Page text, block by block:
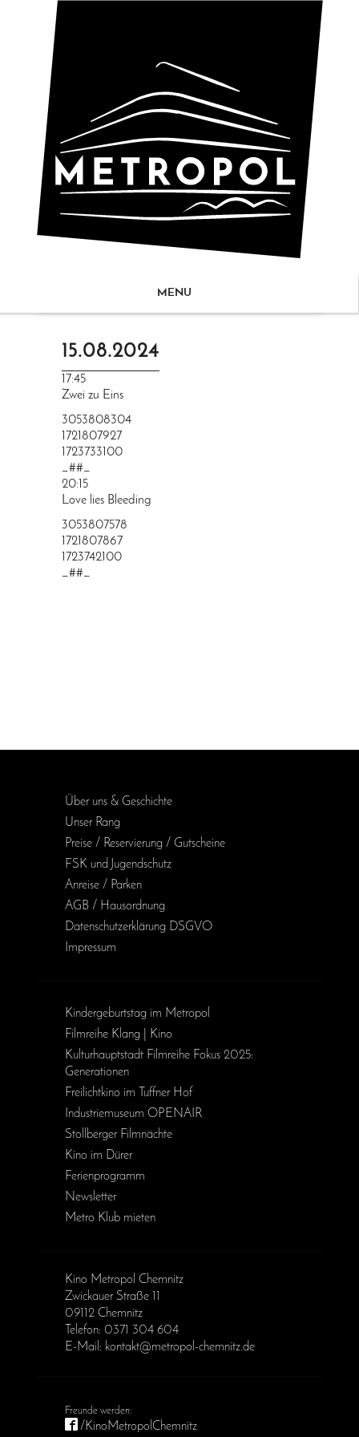
MENU
15.08.2024
17:45
Zwei zu Eins
3053808304
1721807927
1723733100
_##_
20:15
Love lies Bleeding
3053807578
1721807867
1723742100
_##_
Über uns & Geschichte
Unser Rang
Preise / Reservierung / Gutscheine
FSK und Jugendschutz
Anreise / Parken
AGB / Haus­ordnung
Daten­schutz­erklärung DSGVO
Impressum
Kinder­geburts­tag im Metropol
Filmreihe Klang | Kino
Kulturhauptstadt Filmreihe Fokus 2025:
Generationen
Freilichtkino im Tuffner Hof
Industriemuseum OPENAIR
Stollberger Filmnächte
Kino im Dürer
Ferienprogramm
Newsletter
Metro Klub mieten
Kino Metropol Chemnitz
Zwickauer Straße 11
09112 Chemnitz
Telefon: 0371 304 604
E-Mail: kontakt@metropol-chemnitz.de
/KinoMetropolChemnitz